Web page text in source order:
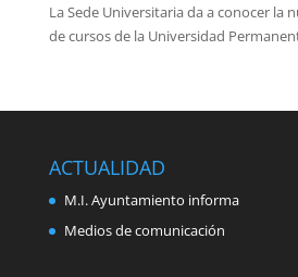
La Sede Universitaria da a conocer la
de cursos de la Universidad
ACTUALIDAD
M.I. Ayuntamiento informa
Medios de comunicación